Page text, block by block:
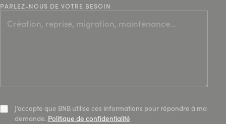
PARLEZ-NOUS DE VOTRE BESOIN
J’accepte que BNB utilise ces informations pour répondre à ma
demande. Politique de confidentialité